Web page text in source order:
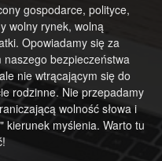
gospodarce, polityce,
wolny rynek, wolną
Opowiadamy się za
bezpieczeństwa
nie wtrącającym się do
rodzinne. Nie przepadamy
wolność słowa i
kierunek myślenia. Warto tu